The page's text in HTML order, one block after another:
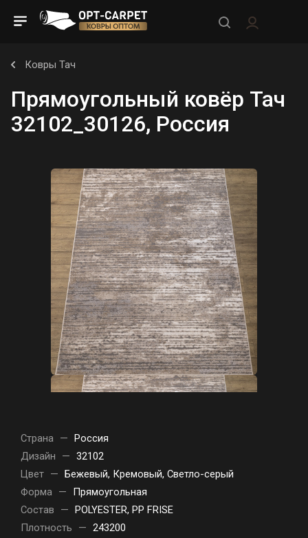
Ковры Тач
Прямоугольный ковёр Тач
32102_30126, Россия
Страна — Россия
Дизайн
— 32102
Цвет — Бежевый, Кремовый, Светло-серый
Форма —
Прямоугольная
Состав
— POLYESTER, PP FRISE
Плотность
— 243200